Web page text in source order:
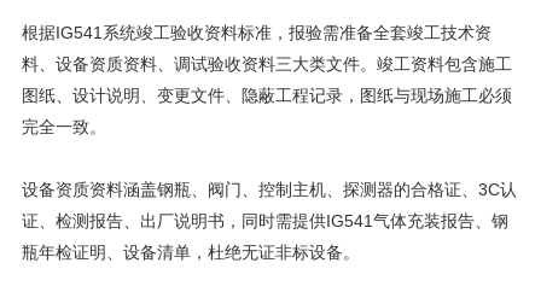
根据IG541系统竣工验收资料标准，报验需准备全套竣工技术资
料、设备资质资料、调试验收资料三大类文件。竣工资料包含施工
图纸、设计说明、变更文件、隐蔽工程记录，图纸与现场施工必须
完全一致。
设备资质资料涵盖钢瓶、阀门、控制主机、探测器的合格证、3C认
证、检测报告、出厂说明书，同时需提供IG541气体充装报告、钢
瓶年检证明、设备清单，杜绝无证非标设备。